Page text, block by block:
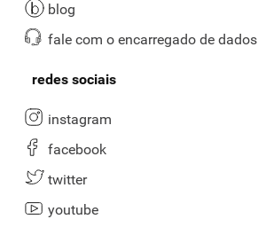
blog
fale com o encarregado de dados
redes sociais
instagram
facebook
twitter
youtube